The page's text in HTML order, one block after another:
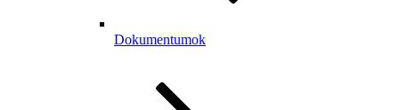
Dokumentumok